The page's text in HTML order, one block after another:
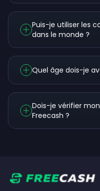
Puis-je utiliser les
dans le monde ?
Quel âge dois-je
Dois-je vérifier
Freecash ?